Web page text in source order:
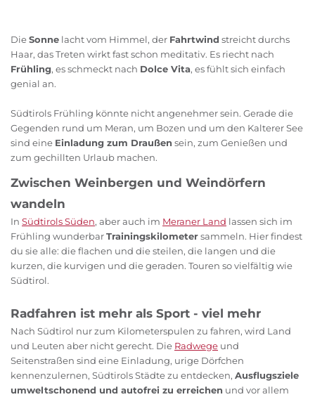
DieSonne lacht vom Himmel, der Fahrtwind streicht durchs
Haar, das Treten wirkt fast schon meditativ. Es riecht nach
Frühling, es schmeckt nach Dolce Vita, es fühlt sich einfach
genial an.
Südtirols Frühling könnte nicht angenehmer sein. Gerade die
Gegenden rund um Meran, um Bozen und um den Kalterer See
sind eine Einladung zum Draußen sein, zum Genießen und
zum gechillten Urlaub machen.
Zwischen Weinbergen und Weindörfern
wandeln
In Südtirols Süden, aber auch im Meraner Land lassen sich im
Frühling wunderbarTrainingskilometersammeln. Hier findest
du sie alle: die flachen und die steilen, die langen und die
kurzen, die kurvigen und die geraden. Touren so vielfältig wie
Südtirol.
Radfahren ist mehr als Sport - viel mehr
Nach Südtirol nur zum Kilometerspulen zu fahren, wird Land
und Leuten aber nicht gerecht. Die Radwege und
Seitenstraßen sind eine Einladung, urige Dörfchen
kennenzulernen, Südtirols Städte zu entdecken, Ausflugsziele
umweltschonend und autofrei zu erreichen und vor allem